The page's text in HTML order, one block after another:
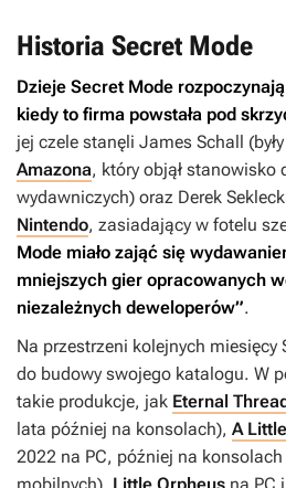
Historia Secret Mode
Dzieje Secret Mode
kiedy to firma powstała pod
jej czele stanęli James Schall
Amazona, który objął stanowisko
wydawniczych) oraz Derek
Nintendo, zasiadający w fotelu
Mode miało zająć się
mniejszych gier opracowanych
niezależnych deweloperów”.
Na przestrzeni kolejnych miesięcy
do budowy swojego katalogu. W
takie produkcje, jak Eternal
lata później na konsolach), A
2022 na PC, później na